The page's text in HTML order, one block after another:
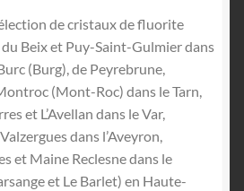
de cristaux de fluorite
du Beix et Puy-Saint-Gulmier dans
(Burg), de Peyrebrune,
(Mont-Roc) dans le Tarn,
et L’Avellan dans le Var,
dans l’Aveyron,
et Maine Reclesne dans le
et Le Barlet) en Haute-